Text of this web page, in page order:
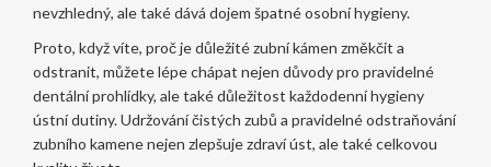
nevzhledný, ale také dává dojem špatné osobní hygieny.
Proto, když víte, proč je důležité zubní kámen změkčit a
odstranit, můžete lépe chápat nejen důvody pro pravidelné
dentální prohlídky, ale také důležitost každodenní hygieny
ústní dutiny. Udržování čistých zubů a pravidelné odstraňování
zubního kamene nejen zlepšuje zdraví úst, ale také celkovou